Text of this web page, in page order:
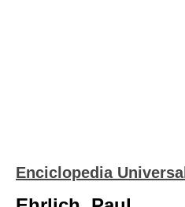
Enciclopedia Universal